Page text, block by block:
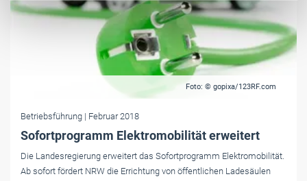
Foto: © gopixa/123RF.com
Betriebsführung | Februar 2018
Sofortprogramm Elektromobilität erweitert
Die Landesregierung erweitert das Sofortprogramm Elektromobilität.
Ab sofort fördert NRW die Errichtung von öffentlichen Ladesäulen